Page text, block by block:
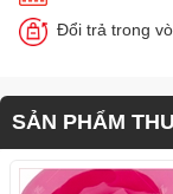
Đổi trả trong
SẢN PHẨM